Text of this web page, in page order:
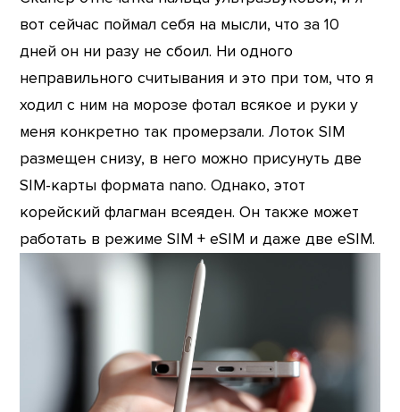
вот сейчас поймал себя на мысли, что за 10
дней он ни разу не сбоил. Ни одного
неправильного считывания и это при том, что я
ходил с ним на морозе фотал всякое и руки у
меня конкретно так промерзали. Лоток SIM
размещен снизу, в него можно присунуть две
SIM-карты формата nano. Однако, этот
корейский флагман всеяден. Он также может
работать в режиме SIM + eSIM и даже две eSIM.